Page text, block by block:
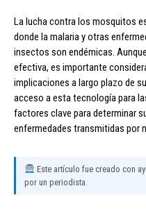
La lucha contra los mosquitos
donde la malaria y otras
insectos son endémicas.
efectiva, es importante
implicaciones a largo plazo de
acceso a esta tecnología para
factores clave para determinar
enfermedades transmitidas por
Este artículo fue creado con
por un periodista.